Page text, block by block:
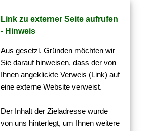
Link zu externer Seite aufrufen
- Hinweis
Aus gesetzl. Gründen möchten wir
Sie darauf hinweisen, dass der von
Ihnen angeklickte Verweis (Link) auf
eine externe Website verweist.
Der Inhalt der Zieladresse wurde
von uns hinterlegt, um Ihnen weitere